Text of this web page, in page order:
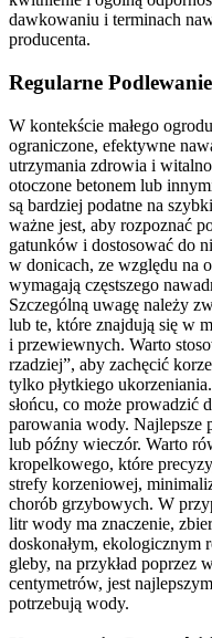
dawkowaniu i terminach
producenta.
Regularne
W kontekście małego
ograniczone, efektywne
utrzymania zdrowia i
otoczone betonem lub
są bardziej podatne na
ważne jest, aby rozpoznać
gatunków i dostosować do
w donicach, ze względu na
wymagają częstszego
Szczególną uwagę należy
lub te, które znajdują się w
i przewiewnych. Warto
rzadziej”, aby zachęcić
tylko płytkiego
słońcu, co może prowadzić
parowania wody. Najlepsze
lub późny wieczór. Warto
kropelkowego, które
strefy korzeniowej,
chorób grzybowych. W
litr wody ma znaczenie,
doskonałym,
gleby, na przykład poprzez
centymetrów, jest
potrzebują wody.